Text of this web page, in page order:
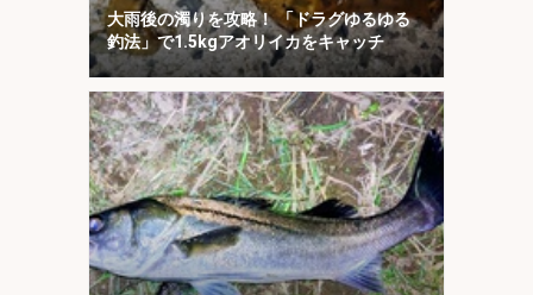
大雨後の濁りを攻略！ 「ドラグゆるゆる
釣法」で1.5kgアオリイカをキャッチ